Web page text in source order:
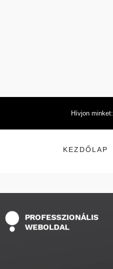
Hívjon
KEZDŐLAP